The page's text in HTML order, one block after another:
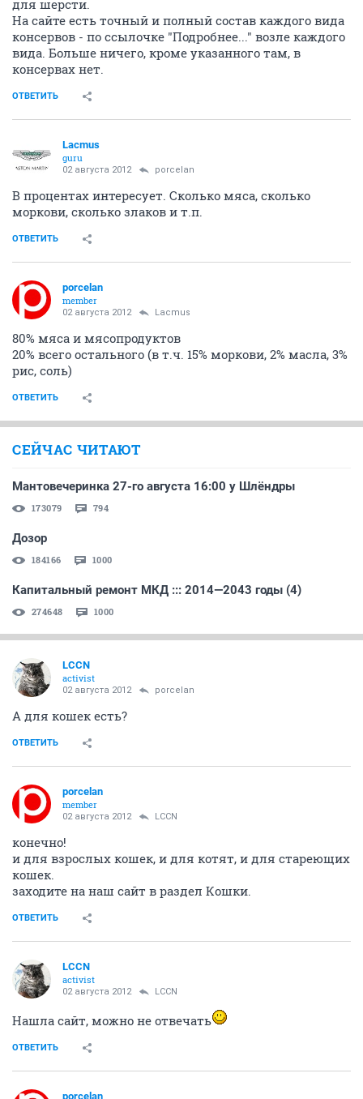
для шерсти.
На сайте есть точный и полный состав каждого вида
консервов - по ссылочке "Подробнее..." возле каждого
вида. Больше ничего, кроме указанного там, в
консервах нет.
ОТВЕТИТЬ
Lacmus
guru
02 августа 2012 porcelan
В процентах интересует. Сколько мяса, сколько
моркови, сколько злаков и т.п.
ОТВЕТИТЬ
porcelan
member
02 августа 2012 Lacmus
80% мяса и мясопродуктов
20% всего остального (в т.ч. 15% моркови, 2% масла, 3%
рис, соль)
ОТВЕТИТЬ
СЕЙЧАС ЧИТАЮТ
Мантовечеринка 27-го августа 16:00 у Шлёндры
173079 794
Дозор
184166 1000
Капитальный ремонт МКД ::: 2014—2043 годы (4)
274648 1000
LCCN
activist
02 августа 2012 porcelan
А для кошек есть?
ОТВЕТИТЬ
porcelan
member
02 августа 2012 LCCN
конечно!
и для взрослых кошек, и для котят, и для стареющих
кошек.
заходите на наш сайт в раздел Кошки.
ОТВЕТИТЬ
LCCN
activist
02 августа 2012 LCCN
Нашла сайт, можно не отвечать
ОТВЕТИТЬ
porcelan